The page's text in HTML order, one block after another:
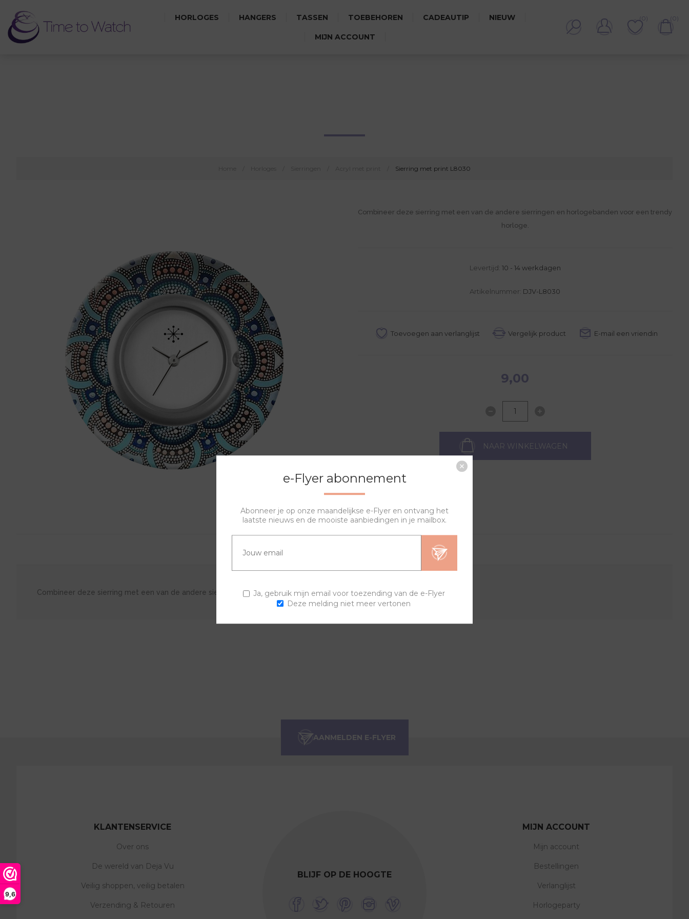
9,6
HORLOGES HANGERS TASSEN TOEBEHOREN CADEAUTIP NIEUW
MIJN ACCOUNT
(0) (0)
Sierring met print L8030
Combineer deze sierring met een van de andere sierringen en horlogebanden voor een trendy
horloge.
Levertijd: 10 - 14 werkdagen
Artikelnummer: DJV-L8030
9,00
NAAR WINKELWAGEN
OVERZICHT VRAGEN?
Combineer deze sierring met een van de andere sierringen en horlogebanden voor een trendy horloge.
BLIJF OP DE HOOGTE
KLANTENSERVICE
Over ons
De wereld van Deja Vu
Veilig shoppen, veilig betalen
Verzending & Retouren
MIJN ACCOUNT
Mijn account
Bestellingen
Verlanglijst
Horlogeparty
e-Flyer abonnement
Abonneer je op onze maandelijkse e-Flyer en ontvang het
laatste nieuws en de mooiste aanbiedingen in je mailbox.
Ja, gebruik mijn email voor toezending van de e-Flyer
Deze melding niet meer vertonen